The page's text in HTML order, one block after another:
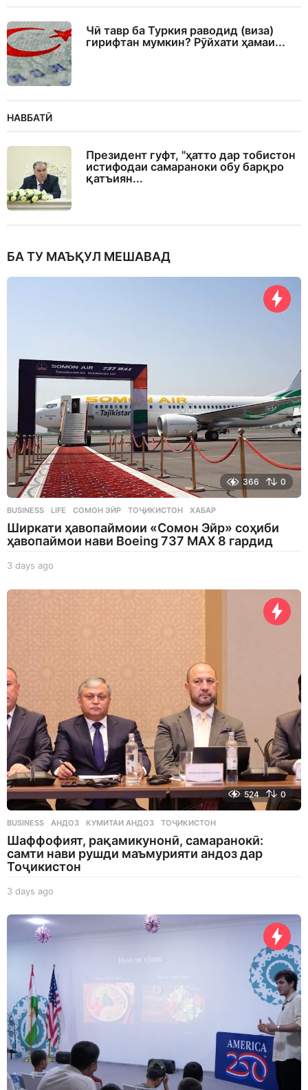
Чӣ тавр ба Туркия раводид (виза)
гирифтан мумкин? Рӯйхати ҳамаи...
НАВБАТӢ
Президент гуфт, "ҳатто дар тобистон
истифодаи самараноки обу барқро
қатъиян...
БА ТУ МАЪҚУЛ МЕШАВАД
366 0
BUSINESS ,LIFE СОМОН ЭЙР ,ТОҶИКИСТОН ,ХАБАР
Ширкати ҳавопаймоии «Сомон Эйр» соҳиби
ҳавопаймои нави Boeing 737 MAX 8 гардид
3 days ago
a
524 0
BUSINESS АНДОЗ ,КУМИТАИ АНДОЗ ,ТОҶИКИСТОН
Шаффофият, рақамикунонӣ, самаранокӣ:
самти нави рушди маъмурияти андоз дар
Тоҷикистон
3 days ago
a
g
o